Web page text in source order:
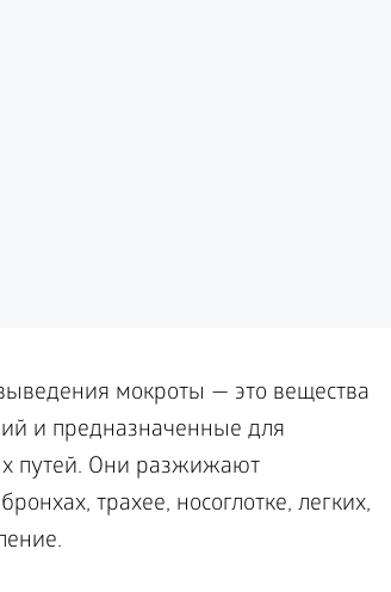
мокроты — это вещества
и предназначенные для
путей. Они разжижают
трахее, носоглотке, легких,